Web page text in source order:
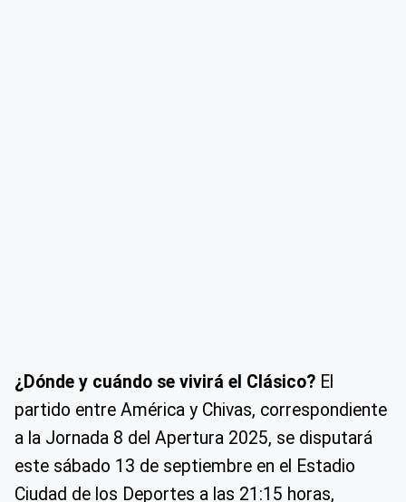
¿Dónde y cuándo se vivirá el Clásico? El
partido entre América y Chivas, correspondiente
a la Jornada 8 del Apertura 2025, se disputará
este sábado 13 de septiembre en el Estadio
Ciudad de los Deportes a las 21:15 horas,